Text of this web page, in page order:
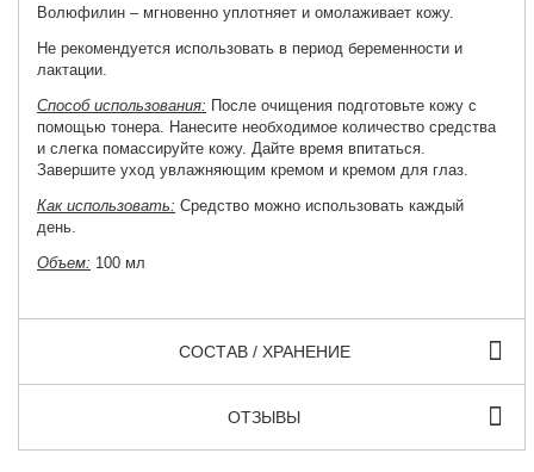
Волюфилин – мгновенно уплотняет и омолаживает кожу.
Не рекомендуется использовать в период беременности и
лактации.
Способ использования: После очищения подготовьте кожу с
помощью тонера. Нанесите необходимое количество средства
и слегка помассируйте кожу. Дайте время впитаться.
Завершите уход увлажняющим кремом и кремом для глаз.
Как использовать: Средство можно использовать каждый
день.
Объем: 100 мл
СОСТАВ / ХРАНЕНИЕ
ОТЗЫВЫ